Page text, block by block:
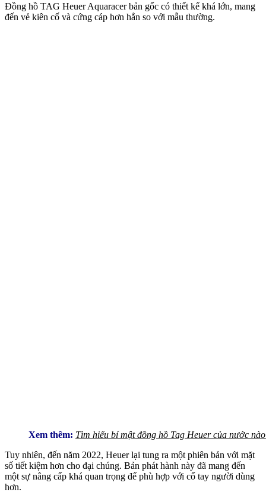
Đồng hồ TAG Heuer Aquaracer bản gốc có thiết kế khá lớn, mang
đến vẻ kiên cố và cứng cáp hơn hẳn so với mẫu thường.
Xem thêm: Tìm hiểu bí mật đồng hồ Tag Heuer của nước
Tuy nhiên, đến năm 2022, Heuer lại tung ra một phiên bản với mặt
số tiết kiệm hơn cho đại chúng. Bản phát hành này đã mang đến
một sự nâng cấp khá quan trọng để phù hợp với cổ tay người dùng
hơn.